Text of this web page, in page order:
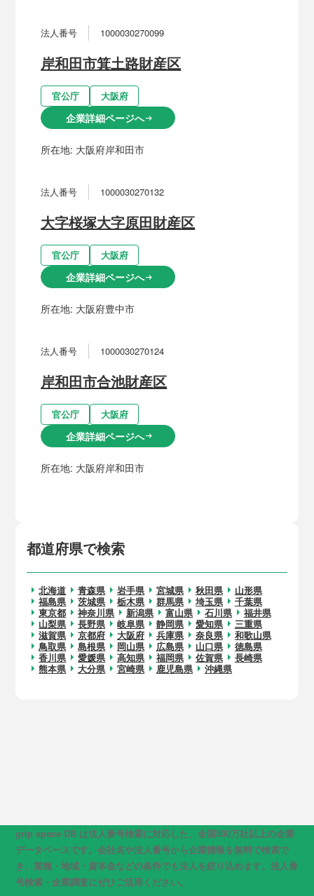
都道府県で検索
北海道 青森県 岩手県 宮城県 秋田県
山形県
福島県
茨城県 栃木県 群馬県 埼玉県
千葉県
東京都
神奈川県 新潟県 富山県 石川県
福井県
山梨県
長野県 岐阜県 静岡県 愛知県
三重県
滋賀県
京都府 大阪府 兵庫県 奈良県
和歌山県
鳥取県
島根県 岡山県 広島県 山口県
徳島県
香川県
愛媛県 高知県 福岡県 佐賀県
長崎県
熊本県
大分県 宮崎県 鹿児島県 沖縄県
法人番号 1000030270099
岸和田市箕土路財産区
官公庁 大阪府
企業詳細ページへarrow_right_alt
所在地: 大阪府岸和田市
法人番号 1000030270132
大字桜塚大字原田財産区
官公庁 大阪府
企業詳細ページへarrow_right_alt
所在地: 大阪府豊中市
法人番号 1000030270124
岸和田市合池財産区
官公庁 大阪府
企業詳細ページへarrow_right_alt
所在地: 大阪府岸和田市
grip space DB は法人番号検索に対応した、全国500万社以上の企業
データベースです。会社名や法人番号から企業情報を無料で検索で
き、業種・地域・資本金などの条件でも法人を絞り込めます。法人番
号検索・企業調査にぜひご活用ください。